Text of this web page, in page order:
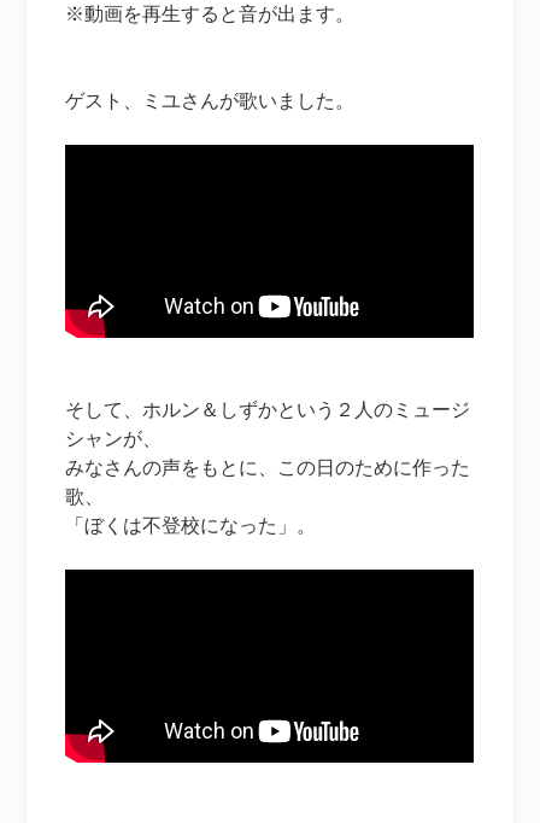
※動画を再生すると音が出ます。
ゲスト、ミユさんが歌いました。
そして、ホルン＆しずかという２人のミュージ
シャンが、
みなさんの声をもとに、この日のために作った
歌、
「ぼくは不登校になった」。